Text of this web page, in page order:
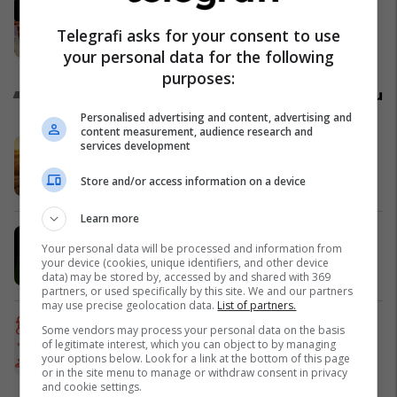
LDK thërret Kuvendin e
Jashtëzakonshëm, caktohet data
Politikë
Reklamo këtu
Sempre nga Liri – e krijuar me
Liri Prizren
për banim dhe investim
Telegrafi Real Estate
BookFest vazhdon rrugëtimin në
Gjilan pas suksesit të
jashtëzakonshëm në Prishtinë
Dukagjini Bookstore
Telegrafi asks for your consent to use
your personal data for the following
purposes:
Personalised advertising and content, advertising and
content measurement, audience research and
services development
Store and/or access information on a device
Learn more
Your personal data will be processed and information from
your device (cookies, unique identifiers, and other device
data) may be stored by, accessed by and shared with 369
partners, or used specifically by this site. We and our partners
may use precise geolocation data. List of partners.
Some vendors may process your personal data on the basis
of legitimate interest, which you can object to by managing
your options below. Look for a link at the bottom of this page
or in the site menu to manage or withdraw consent in privacy
and cookie settings.